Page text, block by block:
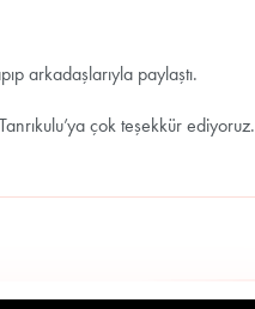
arkadaşlarıyla paylaştı.
çok teşekkür ediyoruz.